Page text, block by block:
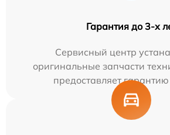
Гарантия до 3-х
Сервисный центр
оригинальные запчасти
предоставляет гарантию